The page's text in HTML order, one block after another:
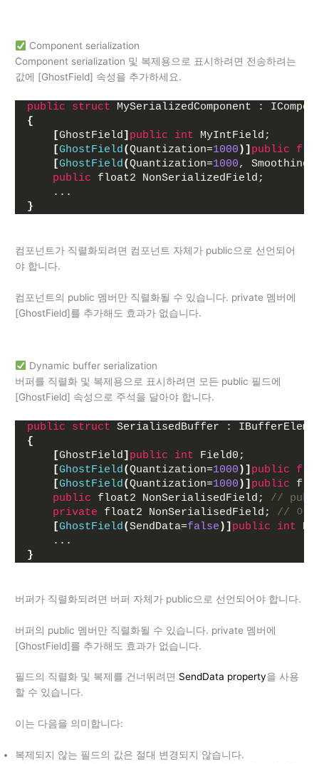
Component serialization
Component serialization 및 복제용으로 표시하려면 전송하려는
값에 [GhostField] 속성을 추가하세요.
public struct MySerializedComponent :
{
[GhostField] public int MyIntField;
[GhostField(Quantization=1000 )] public
[GhostField(Quantization=1000,
public float2 NonSerializedField;
    ...
}
컴포넌트가 직렬화되려면 컴포넌트 자체가 public으로 선언되어
야 합니다.
컴포넌트의 public 멤버만 직렬화될 수 있습니다. private 멤버에
[GhostField]를 추가해도 효과가 없습니다.
Dynamic buffer serialization
버퍼를 직렬화 및 복제용으로 표시하려면 모든 public 필드에
[GhostField] 속성으로 주석을 달아야 합니다.
public struct SerialisedBuffer :
{
[GhostField] public int Field0;
[GhostField(Quantization=1000 )] public
[GhostField(Quantization=1000 )] public
public float2 NonSerialisedField; //
private float2 NonSerialisedField; // 이것
[GhostField(SendData=false )] public int
    ...
}
버퍼가 직렬화되려면 버퍼 자체가 public으로 선언되어야 합니다.
버퍼의 public 멤버만 직렬화될 수 있습니다. private 멤버에
[GhostField]를 추가해도 효과가 없습니다.
필드의 직렬화 및 복제를 건너뛰려면 SendData property을 사용
할 수 있습니다.
이는 다음을 의미합니다:
복제되지 않는 필드의 값은 절대 변경되지 않습니다.